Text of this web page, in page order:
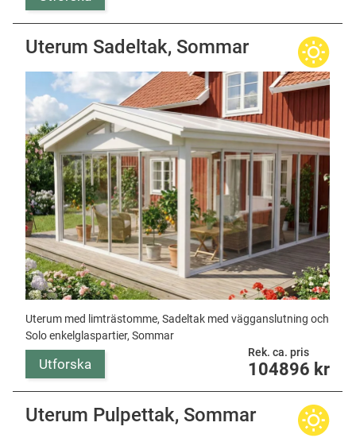
Uterum Sadeltak, Sommar
Uterum med limträstomme, Sadeltak med vägganslutning och
Solo enkelglaspartier, Sommar
Utforska
Rek. ca. pris
104896 kr
Uterum Pulpettak, Sommar